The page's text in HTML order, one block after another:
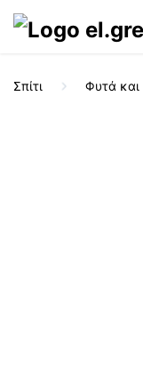
Σπίτι Φυτά και